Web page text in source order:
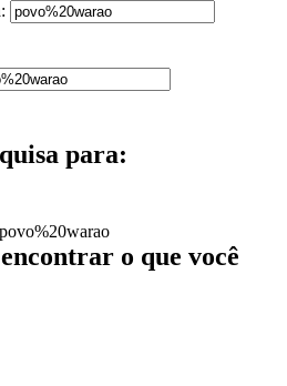
para:
o que você